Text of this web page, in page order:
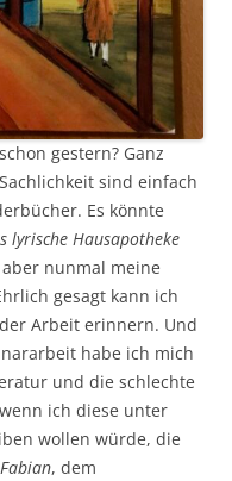
gestern? Ganz
sind einfach
Es könnte
lyrische Hausapotheke
nunmal meine
gesagt kann ich
Arbeit erinnern. Und
habe ich mich
und die schlechte
ich diese unter
wollen würde, die
Fabian, dem